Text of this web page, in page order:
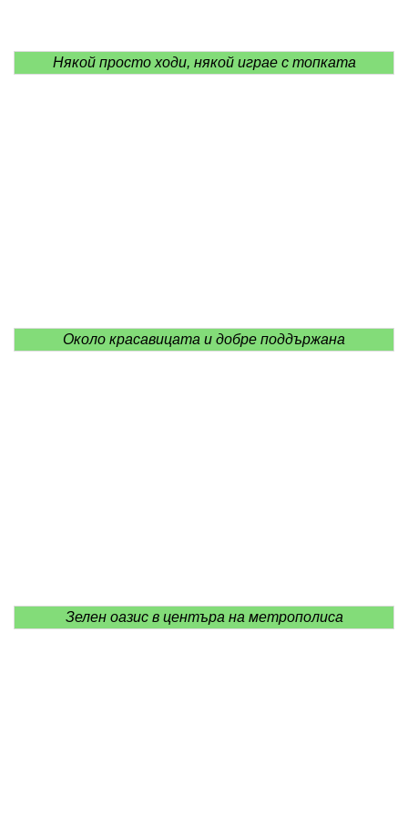
Някой просто ходи, някой играе с топката
Около красавицата и добре поддържана
Зелен оазис в центъра на метрополиса